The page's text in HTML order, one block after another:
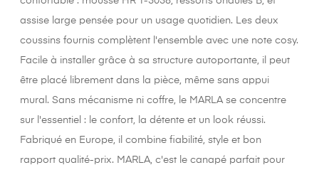
assise large pensée pour un usage quotidien. Les deux
coussins fournis complètent l'ensemble avec une note cosy.
Facile à installer grâce à sa structure autoportante, il peut
être placé librement dans la pièce, même sans appui
mural. Sans mécanisme ni coffre, le MARLA se concentre
sur l'essentiel : le confort, la détente et un look réussi.
Fabriqué en Europe, il combine fiabilité, style et bon
rapport qualité-prix. MARLA, c'est le canapé parfait pour